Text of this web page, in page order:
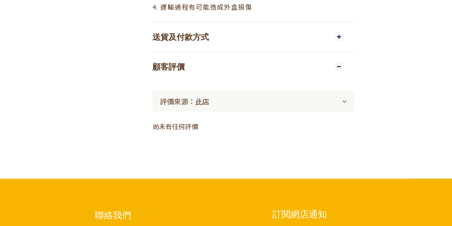
4. 運輸過程有可能造成外盒損傷
送貨及付款方式
顧客評價
尚未有任何評價
聯絡我們 訂閱網店通知